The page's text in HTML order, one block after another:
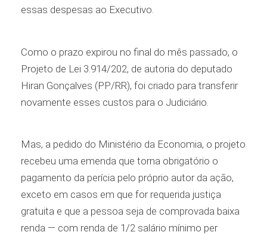
essas despesas ao Executivo.
Como o prazo expirou no final do mês passado, o
Projeto de Lei 3.914/202, de autoria do deputado
Hiran Gonçalves (PP/RR), foi criado para transferir
novamente esses custos para o Judiciário.
Mas, a pedido do Ministério da Economia, o projeto
recebeu uma emenda que torna obrigatório o
pagamento da perícia pelo próprio autor da ação,
exceto em casos em que for requerida justiça
gratuita e que a pessoa seja de comprovada baixa
renda — com renda de 1/2 salário mínimo per